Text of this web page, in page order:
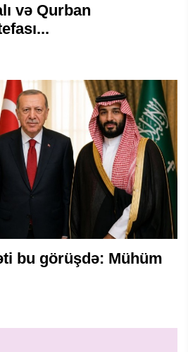
və Qurban
bu görüşdə: Mühüm